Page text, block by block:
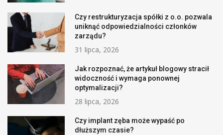
Czy restrukturyzacja spółki z o.o. pozwala
uniknąć odpowiedzialności członków
zarządu?
31 lipca, 2026
Jak rozpoznać, że artykuł blogowy stracił
widoczność i wymaga ponownej
optymalizacji?
28 lipca, 2026
Czy implant zęba może wypaść po
dłuższym czasie?